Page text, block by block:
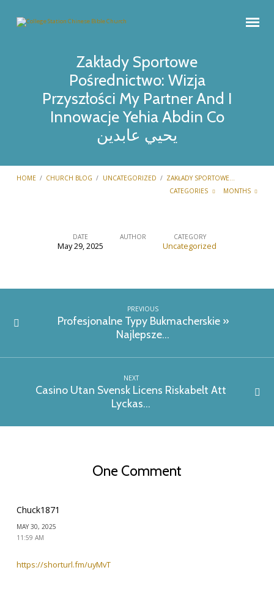
Zakłady Sportowe
Pośrednictwo: Wizja
Przyszłości My Partner And I
Innowacje Yehia Abdin Co
يحيي عابدين
HOME / CHURCH BLOG / UNCATEGORIZED / ZAKŁADY SPORTOWE…
CATEGORIES
MONTHS
Zakłady
Pośrednictwo:
Przyszłości
Partner
DATE
May 29, 2025
AUTHOR CATEGORY
Uncategorized
PREVIOUS
Profesjonalne Typy Bukmacherskie »
Najlepsze…
NEXT
Casino Utan Svensk Licens Riskabelt Att
Lyckas…
One Comment
Chuck1871
MAY 30, 2025
11:59 AM
https://shorturl.fm/uyMvT